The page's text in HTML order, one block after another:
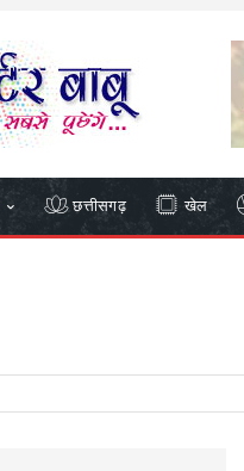
छत्तीसगढ़ खेल